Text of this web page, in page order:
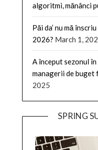
algoritmi, mănânci
Păi da’ nu mă
2026? March 1,
A început sezonul
managerii de buget
2025
SPRING